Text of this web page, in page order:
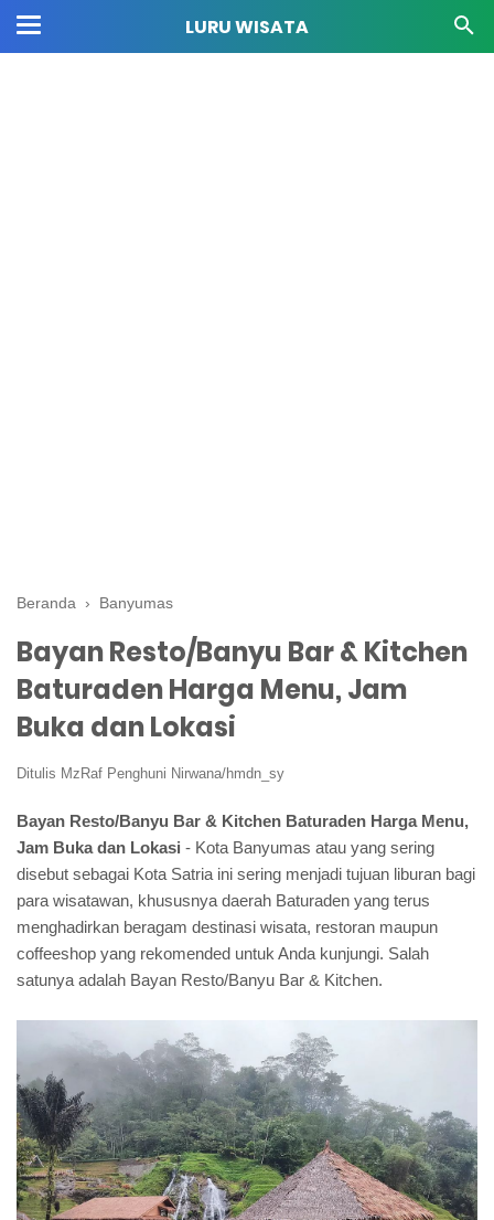
LURU WISATA
Beranda › Banyumas
Bayan Resto/Banyu Bar & Kitchen
Baturaden Harga Menu, Jam
Buka dan Lokasi
Ditulis MzRaf Penghuni Nirwana/hmdn_sy
Bayan Resto/Banyu Bar & Kitchen Baturaden Harga Menu,
Jam Buka dan Lokasi - Kota Banyumas atau yang sering
disebut sebagai Kota Satria ini sering menjadi tujuan liburan bagi
para wisatawan, khususnya daerah Baturaden yang terus
menghadirkan beragam destinasi wisata, restoran maupun
coffeeshop yang rekomended untuk Anda kunjungi. Salah
satunya adalah Bayan Resto/Banyu Bar & Kitchen.